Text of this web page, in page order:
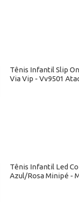
Tênis Infantil Slip
Via Vip - Vv9501
Tênis Infantil Led
Azul/Rosa Minipé -